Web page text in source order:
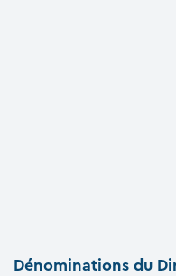
Dénominations du